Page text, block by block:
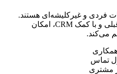
فردی و غیرکلیشه‌ای هستند.
جمع‌آوری اطلاعات از تعاملات قبلی و با کمک CRM، امکان
می‌کند.
تماس
مشتری